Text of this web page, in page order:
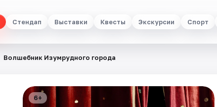
Стендап Выставки Квесты Экскурсии Спорт
Волшебник Изумрудного города
6+